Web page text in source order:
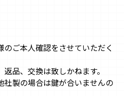
のご本人確認をさせていただく
品、交換は致しかねます。
社製の場合は鍵が合いませんの